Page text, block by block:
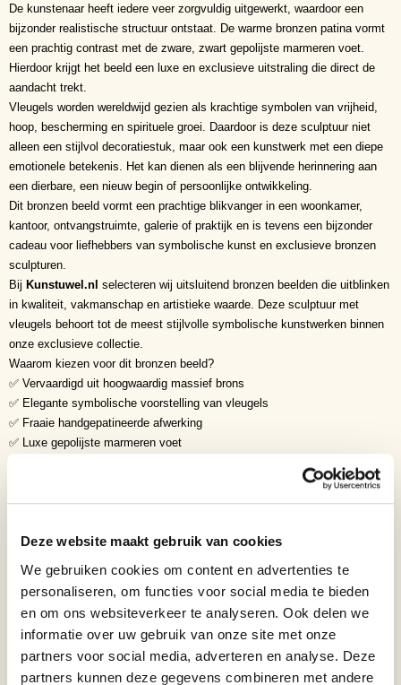
Deze website maakt gebruik van cookies
We gebruiken cookies om content en advertenties te
personaliseren, om functies voor social media te bieden
en om ons websiteverkeer te analyseren. Ook delen we
informatie over uw gebruik van onze site met onze
partners voor social media, adverteren en analyse. Deze
partners kunnen deze gegevens combineren met andere
De kunstenaar heeft iedere veer zorgvuldig uitgewerkt, waardoor een
bijzonder realistische structuur ontstaat. De warme bronzen patina vormt
een prachtig contrast met de zware, zwart gepolijste marmeren voet.
Hierdoor krijgt het beeld een luxe en exclusieve uitstraling die direct de
aandacht trekt.
Vleugels worden wereldwijd gezien als krachtige symbolen van vrijheid,
hoop, bescherming en spirituele groei. Daardoor is deze sculptuur niet
alleen een stijlvol decoratiestuk, maar ook een kunstwerk met een diepe
emotionele betekenis. Het kan dienen als een blijvende herinnering aan
een dierbare, een nieuw begin of persoonlijke ontwikkeling.
Dit bronzen beeld vormt een prachtige blikvanger in een woonkamer,
kantoor, ontvangstruimte, galerie of praktijk en is tevens een bijzonder
cadeau voor liefhebbers van symbolische kunst en exclusieve bronzen
sculpturen.
Bij Kunstuwel.nl selecteren wij uitsluitend bronzen beelden die uitblinken
in kwaliteit, vakmanschap en artistieke waarde. Deze sculptuur met
vleugels behoort tot de meest stijlvolle symbolische kunstwerken binnen
onze exclusieve collectie.
Waarom kiezen voor dit bronzen beeld?
✅ Vervaardigd uit hoogwaardig massief brons
✅ Elegante symbolische voorstelling van vleugels
✅ Fraaie handgepatineerde afwerking
✅ Luxe gepolijste marmeren voet
✅ Exclusief kunstwerk voor moderne en klassieke interieurs
✅ Tijdloze uitstraling met krachtige symboliek
• Vrijheid
• Spirituele groei
• Kracht
• Liefde
• Troost
• Vernieuwing